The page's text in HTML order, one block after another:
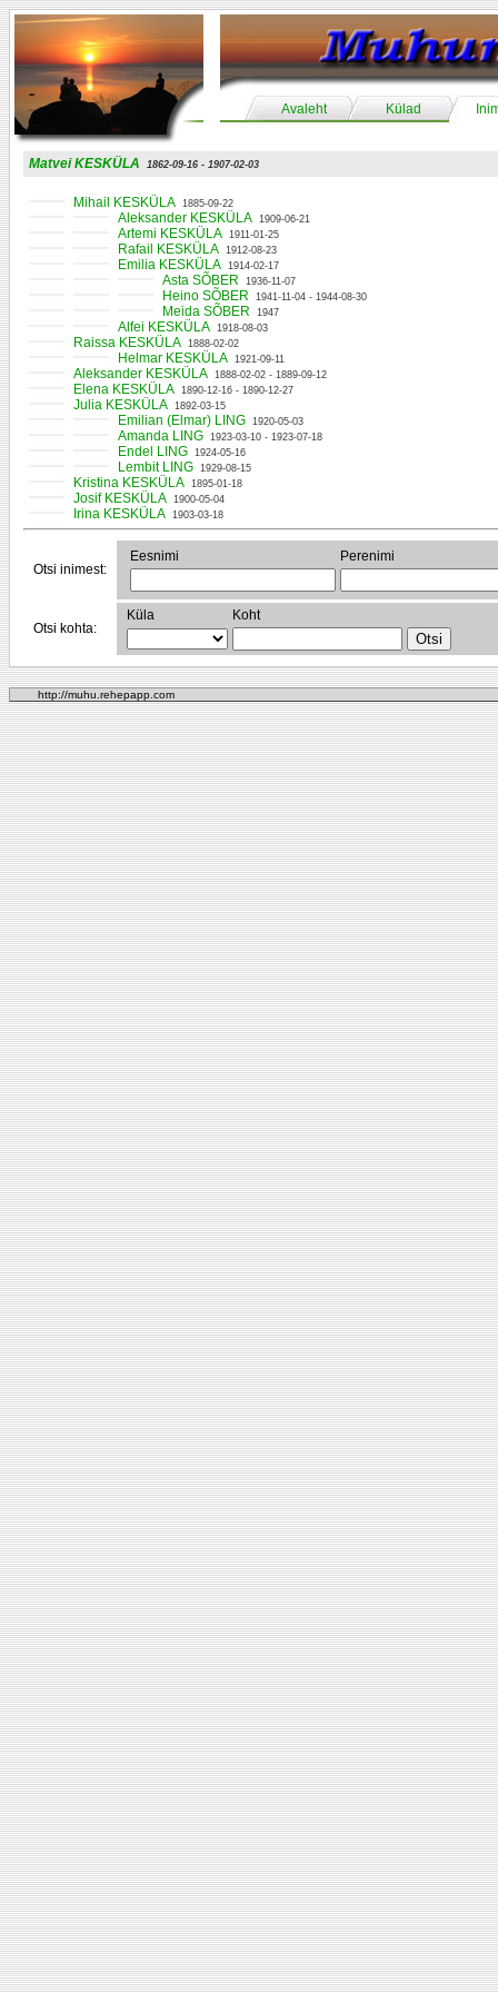
Avaleht Külad
Matvei KESKÜLA 1862-09-16 - 1907-02-03
Mihail KESKÜLA 1885-09-22
Aleksander KESKÜLA 1909-06-21
Artemi KESKÜLA 1911-01-25
Rafail KESKÜLA 1912-08-23
Emilia KESKÜLA 1914-02-17
Asta SÕBER 1936-11-07
Heino SÕBER 1941-11-04 - 1944-08-30
Meida SÕBER 1947
Alfei KESKÜLA 1918-08-03
Raissa KESKÜLA 1888-02-02
Helmar KESKÜLA 1921-09-11
Aleksander KESKÜLA 1888-02-02 - 1889-09-12
Elena KESKÜLA 1890-12-16 - 1890-12-27
Julia KESKÜLA 1892-03-15
Emilian (Elmar) LING 1920-05-03
Amanda LING 1923-03-10 - 1923-07-18
Endel LING 1924-05-16
Lembit LING 1929-08-15
Kristina KESKÜLA 1895-01-18
Josif KESKÜLA 1900-05-04
Irina KESKÜLA 1903-03-18
Otsi inimest:
Eesnimi Perenimi
Otsi kohta:
Küla Koht
http://muhu.rehepapp.com